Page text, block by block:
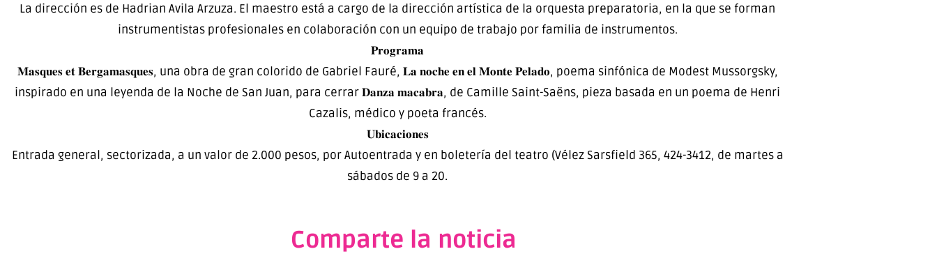
La dirección es de Hadrian Avila Arzuza. El maestro está a cargo de la dirección artística de la orquesta preparatoria, en la que se forman
instrumentistas profesionales en colaboración con un equipo de trabajo por familia de instrumentos.
𝐏𝐫𝐨𝐠𝐫𝐚𝐦𝐚
𝐌𝐚𝐬𝐪𝐮𝐞𝐬 𝐞𝐭 𝐁𝐞𝐫𝐠𝐚𝐦𝐚𝐬𝐪𝐮𝐞𝐬, una obra de gran colorido de Gabriel Fauré, 𝐋𝐚 𝐧𝐨𝐜𝐡𝐞 𝐞𝐧 𝐞𝐥 𝐌𝐨𝐧𝐭𝐞 𝐏𝐞𝐥𝐚𝐝𝐨, poema sinfónica de Modest Mussorgsky,
inspirado en una leyenda de la Noche de San Juan, para cerrar 𝐃𝐚𝐧𝐳𝐚 𝐦𝐚𝐜𝐚𝐛𝐫𝐚, de Camille Saint-Saëns, pieza basada en un poema de Henri
Cazalis, médico y poeta francés.
𝐔𝐛𝐢𝐜𝐚𝐜𝐢𝐨𝐧𝐞𝐬
Entrada general, sectorizada, a un valor de 2.000 pesos, por Autoentrada y en boletería del teatro (Vélez Sarsfield 365, 424-3412, de martes a
sábados de 9 a 20.
Comparte la noticia